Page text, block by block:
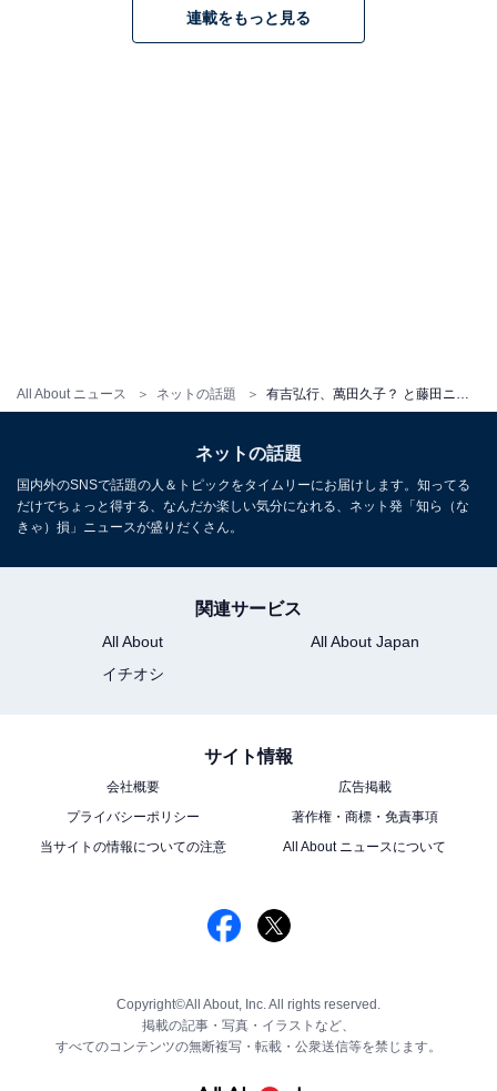
All About ニュース ネットの話題
連載をもっと見る
ネットの話題
国内外のSNSで話題の人＆トピックをタイムリーにお届けします。知ってる
だけでちょっと得する、なんだか楽しい気分になれる、ネット発「知ら（な
きゃ）損」ニュースが盛りだくさん。
関連サービス
All About
All About Japan
イチオシ
サイト情報
会社概要
広告掲載
プライバシーポリシー
著作権・商標・免責事項
当サイトの情報についての注意
All About ニュースについて
Copyright©All About, Inc. All rights reserved.
掲載の記事・写真・イラストなど、
すべてのコンテンツの無断複写・転載・公衆送信等を禁じます。